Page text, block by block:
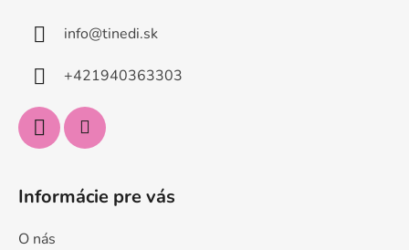
info@tinedi.sk
+421940363303
Informácie pre vás
O nás